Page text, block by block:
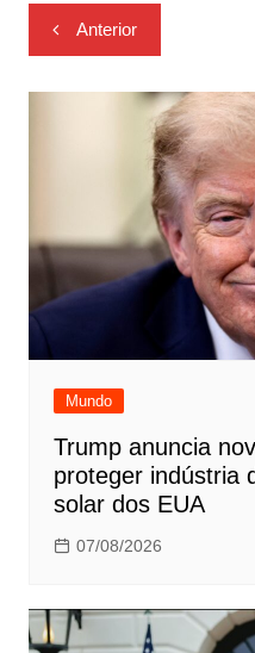
Navegação
de
Post
Anterior
Mundo
Trump anuncia
proteger indústria
solar dos EUA
07/08/2026